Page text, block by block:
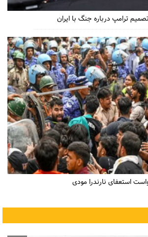
ترامپ درباره جنگ با ایران
استعفای نارندرا مودی